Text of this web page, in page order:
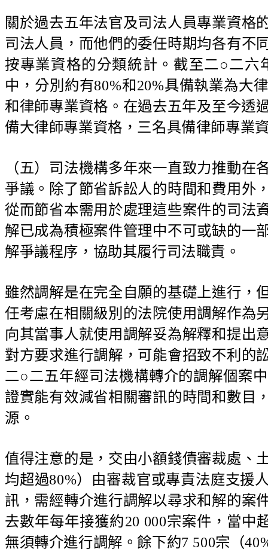
關於過去五年法官及司法人員專業資格
司法人員，而他們的委任時期均各有不
按專業資格的分類統計。截至二○二六
中，分別約有80%和20%具備執業為大
和律師專業資格。在過去五年及至今透
備大律師專業資格，三名具備律師專業
（五）司法機構多年來一直致力推動
爭議。除了節省訴訟人的時間和費用外
從而節省本需用於處理這些案件的司法
解已成為積極案件管理中不可或缺的一
解爭議程序，協助其履行司法職責。
雖然調解是在完全自願的基礎上進行，
任考慮在相關級別的法院使用調解作為
向其當事人就使用調解妥為解釋和提出
對方要求進行調解，可能會招致不利的
二○二五年經司法機構轉介的調解個案
證實能有效減省相關審訊的時間和數目
源。
值得注意的是，交由小額錢債審裁處、
均超過80%）由審裁官或專責法庭支援
訊，需經轉介進行調解以尋求和解的案
去數年每年接獲約20 000宗案件，當中
無須轉介進行調解。餘下約7 500宗（